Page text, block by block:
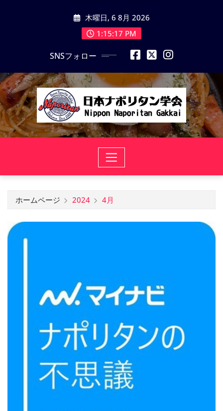
に
ス
キ
ッ
プ
木曜日, 6 8月 2026
1:15:18 PM
SNSフォロー
ホームページ 2024 4月